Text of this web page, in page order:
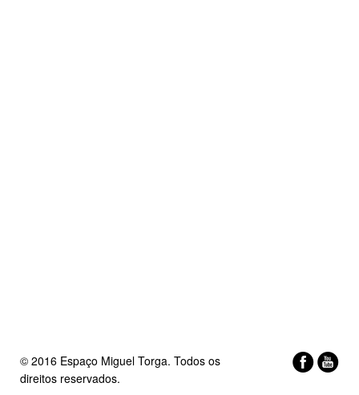
© 2016 Espaço Miguel Torga. Todos os
direitos reservados.